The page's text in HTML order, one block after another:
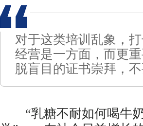
对于这类培训乱象，
经营是一方面，而更
脱盲目的证书崇拜，
“乳糖不耐如何喝牛奶